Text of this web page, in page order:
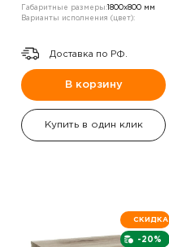
Габаритные размеры: 1800х800 мм
Варианты исполнения (цвет):
Доставка по РФ.
В корзину
Купить в один клик
-20%
СКИДКА